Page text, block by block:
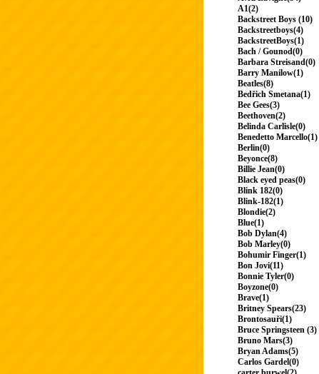
A1(2)
Backstreet Boys (10)
Backstreetboys(4)
BackstreetBoys(1)
Bach / Gounod(0)
Barbara Streisand(0)
Barry Manilow(1)
Beatles(8)
Bedřich Smetana(1)
Bee Gees(3)
Beethoven(2)
Belinda Carlisle(0)
Benedetto Marcello(1)
Berlin(0)
Beyonce(8)
Billie Jean(0)
Black eyed peas(0)
Blink 182(0)
Blink-182(1)
Blondie(2)
Blue(1)
Bob Dylan(4)
Bob Marley(0)
Bohumir Finger(1)
Bon Jovi(11)
Bonnie Tyler(0)
Boyzone(0)
Brave(1)
Britney Spears(23)
Brontosauři(1)
Bruce Springsteen (3)
Bruno Mars(3)
Bryan Adams(5)
Carlos Gardel(0)